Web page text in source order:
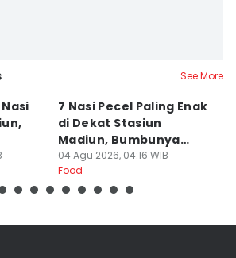
See More
7 Nasi Pecel Paling Enak
di Dekat Stasiun
Madiun, Bumbunya
Khas
04 Agu 2026, 04:16 WIB
Food